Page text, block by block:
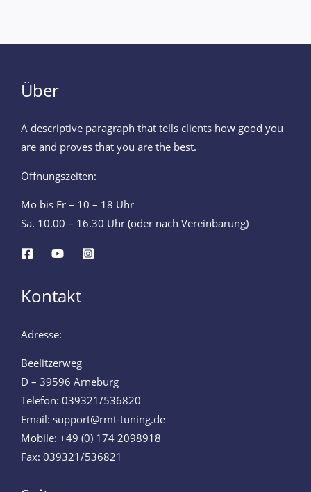
Über
A descriptive paragraph that tells clients how good you
are and proves that you are the best.
Öffnungszeiten:
Mo bis Fr – 10 – 18 Uhr
Sa. 10.00 – 16.30 Uhr (oder nach Vereinbarung)
Kontakt
Adresse:
Beelitzerweg
D – 39596 Arneburg
Telefon: 039321/536820
Email: support@rmt-tuning.de
Mobile: +49 (0) 174 2098918
Fax: 039321/536821